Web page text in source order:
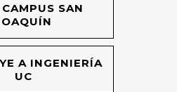
SAN
A INGENIERÍA
UC